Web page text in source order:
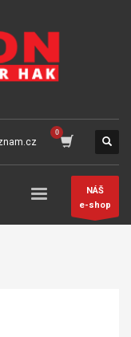
NÁŠ
e-shop